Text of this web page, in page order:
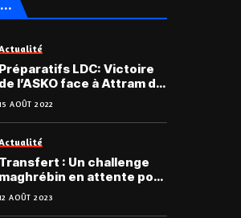
Préparatifs LDC: Victoire
de l’ASKO face à Attram du
Ghana
AOÛT 2022
Transfert : Un challenge
maghrébin en attente pour
un Kondona
AOÛT 2023